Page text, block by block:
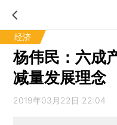
经济
杨伟民：六成
减量发展理念
2019年03月22日 22:04